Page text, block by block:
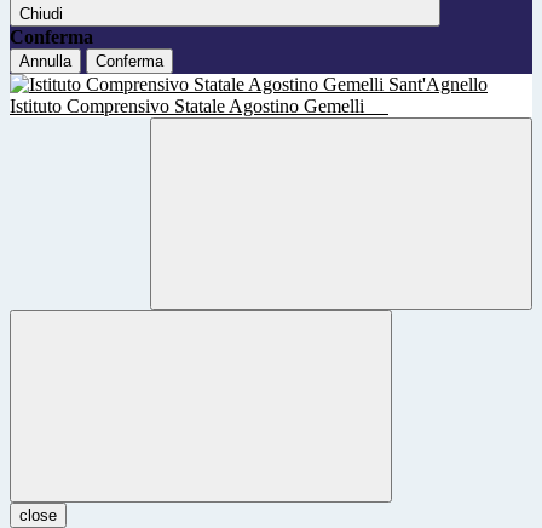
Chiudi
Conferma
Annulla Conferma
Istituto Comprensivo Statale Agostino Gemelli
close